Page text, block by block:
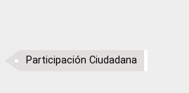
Participación Ciudadana